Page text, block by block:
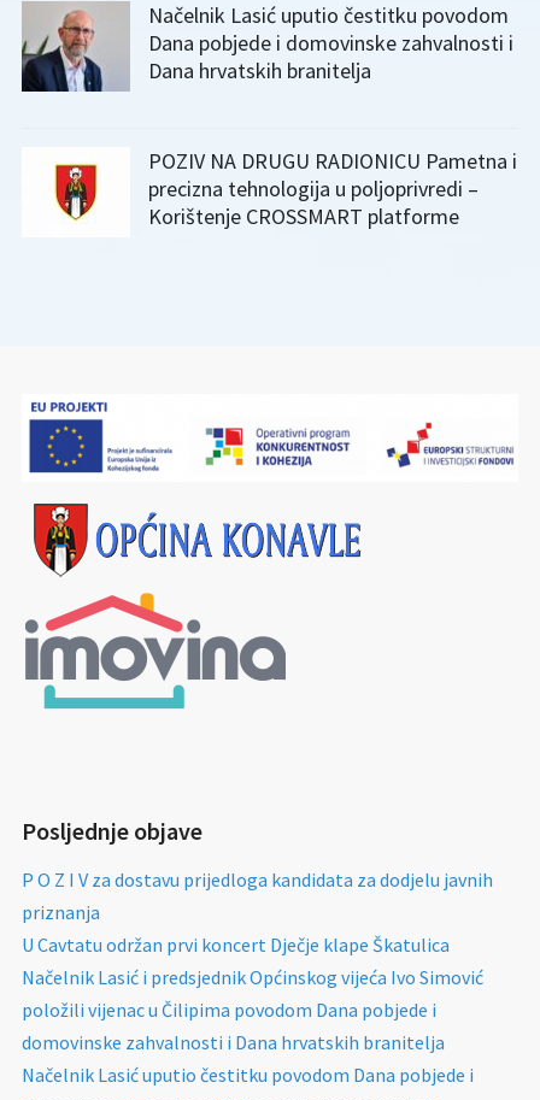
Načelnik Lasić uputio čestitku povodom
Dana pobjede i domovinske zahvalnosti i
Dana hrvatskih branitelja
POZIV NA DRUGU RADIONICU Pametna i
precizna tehnologija u poljoprivredi –
Korištenje CROSSMART platforme
Posljednje objave
P O Z I V za dostavu prijedloga kandidata za dodjelu javnih
priznanja
U Cavtatu održan prvi koncert Dječje klape Škatulica
Načelnik Lasić i predsjednik Općinskog vijeća Ivo Simović
položili vijenac u Čilipima povodom Dana pobjede i
domovinske zahvalnosti i Dana hrvatskih branitelja
Načelnik Lasić uputio čestitku povodom Dana pobjede i